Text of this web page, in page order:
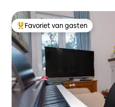
Topfavoriet van gasten
Favoriet van gasten